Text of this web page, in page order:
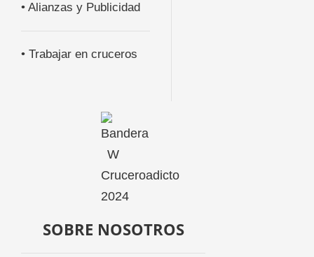
• Alianzas y Publicidad
• Trabajar en cruceros
SOBRE NOSOTROS